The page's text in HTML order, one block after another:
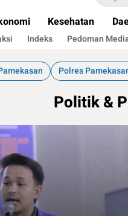
Kesehatan
Indeks Pedoman
Polres
Politik &